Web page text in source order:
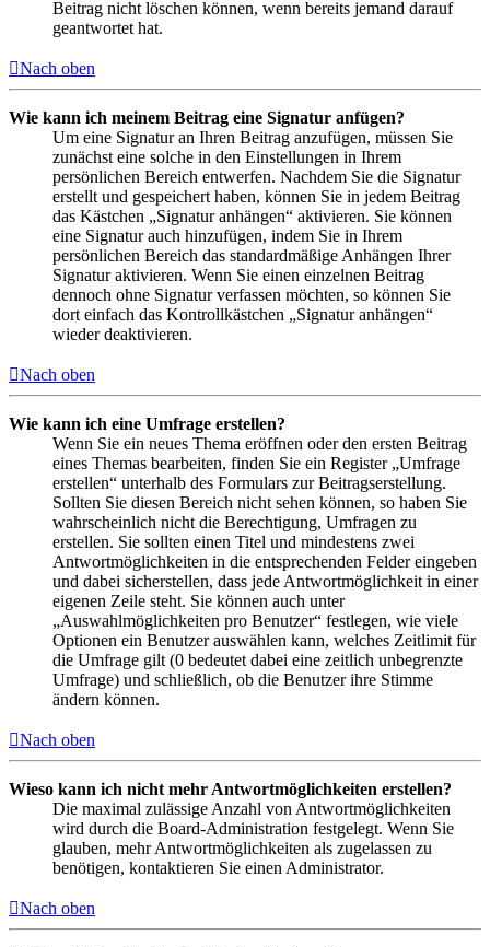
Beitrag nicht löschen können, wenn bereits jemand darauf
geantwortet hat.
Nach oben
Wie kann ich meinem Beitrag eine Signatur anfügen?
Um eine Signatur an Ihren Beitrag anzufügen, müssen Sie
zunächst eine solche in den Einstellungen in Ihrem
persönlichen Bereich entwerfen. Nachdem Sie die Signatur
erstellt und gespeichert haben, können Sie in jedem Beitrag
das Kästchen „Signatur anhängen“ aktivieren. Sie können
eine Signatur auch hinzufügen, indem Sie in Ihrem
persönlichen Bereich das standardmäßige Anhängen Ihrer
Signatur aktivieren. Wenn Sie einen einzelnen Beitrag
dennoch ohne Signatur verfassen möchten, so können Sie
dort einfach das Kontrollkästchen „Signatur anhängen“
wieder deaktivieren.
Nach oben
Wie kann ich eine Umfrage erstellen?
Wenn Sie ein neues Thema eröffnen oder den ersten Beitrag
eines Themas bearbeiten, finden Sie ein Register „Umfrage
erstellen“ unterhalb des Formulars zur Beitragserstellung.
Sollten Sie diesen Bereich nicht sehen können, so haben Sie
wahrscheinlich nicht die Berechtigung, Umfragen zu
erstellen. Sie sollten einen Titel und mindestens zwei
Antwortmöglichkeiten in die entsprechenden Felder eingeben
und dabei sicherstellen, dass jede Antwortmöglichkeit in einer
eigenen Zeile steht. Sie können auch unter
„Auswahlmöglichkeiten pro Benutzer“ festlegen, wie viele
Optionen ein Benutzer auswählen kann, welches Zeitlimit für
die Umfrage gilt (0 bedeutet dabei eine zeitlich unbegrenzte
Umfrage) und schließlich, ob die Benutzer ihre Stimme
ändern können.
Nach oben
Wieso kann ich nicht mehr Antwortmöglichkeiten erstellen?
Die maximal zulässige Anzahl von Antwortmöglichkeiten
wird durch die Board-Administration festgelegt. Wenn Sie
glauben, mehr Antwortmöglichkeiten als zugelassen zu
benötigen, kontaktieren Sie einen Administrator.
Nach oben